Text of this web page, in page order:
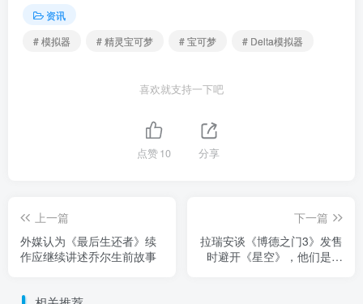
资讯
# 模拟器
# 精灵宝可梦 # 宝可梦 # Delta模拟器
喜欢就支持一下吧
点赞10 分享
上一篇
外媒认为《最后生还者》续
作应继续讲述乔尔生前故事
下一篇
拉瑞安谈《博德之门3》发售
时避开《星空》，他们是更